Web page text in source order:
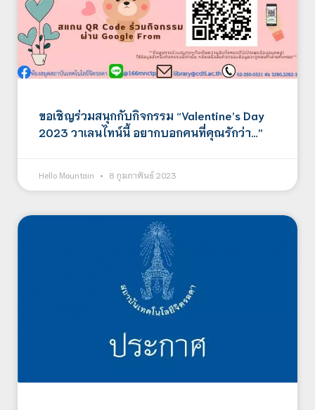
ขอเชิญร่วมสนุกกับกิจกรรม “Valentine’s Day
2023 วาเลนไทน์นี้ อยากบอกคนที่คุณรักว่า…”
Hello Mountain 8 กุมภาพันธ์ 2023